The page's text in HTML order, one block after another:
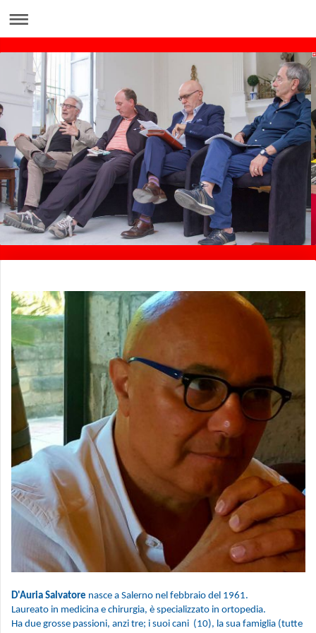
D'Auria Salvatore nasce a Salerno nel febbraio del 1961.
Laureato in medicina e chirurgia, è specializzato in ortopedia.
Ha due grosse passioni, anzi tre; i suoi cani (10), la sua famiglia (tutte